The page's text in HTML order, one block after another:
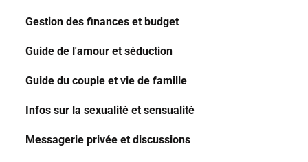
Gestion des finances et budget
Guide de l'amour et séduction
Guide du couple et vie de famille
Infos sur la sexualité et sensualité
Messagerie privée et discussions